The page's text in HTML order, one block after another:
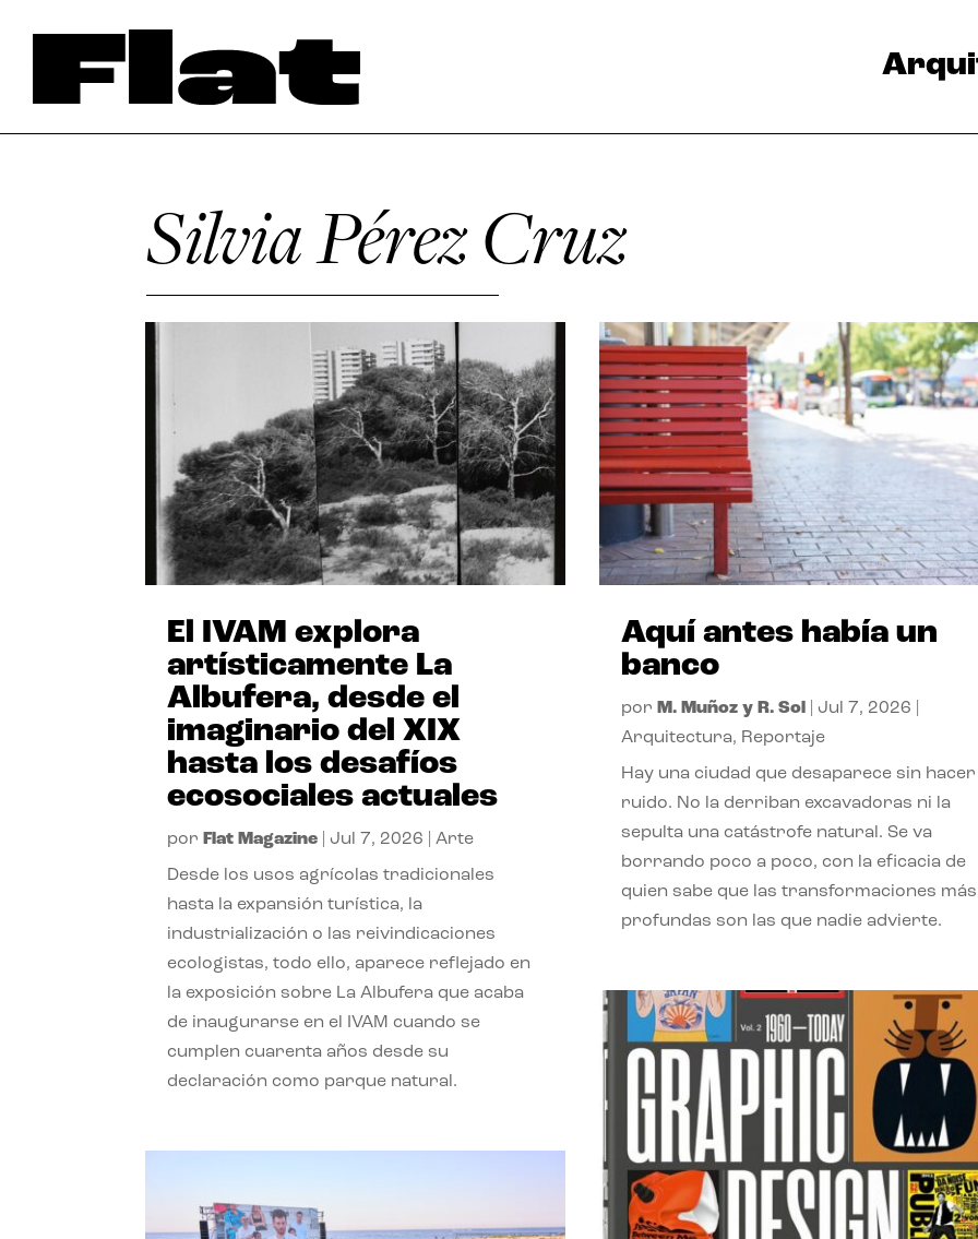
Silvia Pérez Cruz
El IVAM explora
artísticamente La
Albufera, desde el
imaginario del XIX
hasta los desafíos
ecosociales actuales
por Flat Magazine Jul 7, 2026 |Arte
Desde los usos agrícolas tradicionales
hasta la expansión turística, la
industrialización o las reivindicaciones
ecologistas, todo ello, aparece reflejado en
la exposición sobre La Albufera que acaba
de inaugurarse en el IVAM cuando se
cumplen cuarenta años desde su
declaración como parque natural.
Aquí antes había un
banco
por M. Muñoz y R. Sol Jul 7, 2026
Arquitectura, Reportaje
Hay una ciudad que desaparece sin hacer
ruido. No la derriban excavadoras ni la
sepulta una catástrofe natural. Se va
borrando poco a poco, con la eficacia de
quien sabe que las transformaciones más
profundas son las que nadie advierte.